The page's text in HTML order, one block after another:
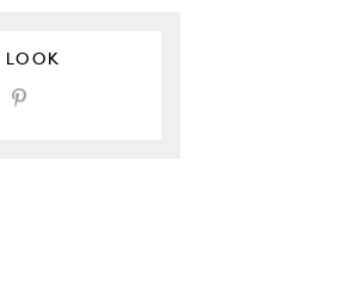
LOOK